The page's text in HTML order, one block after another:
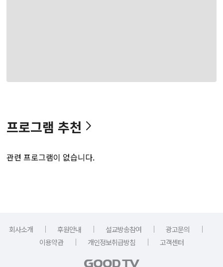
프로그램 추천
관련 프로그램이 없습니다.
회사소개 ｜ 후원안내 ｜ 설교방송참여 ｜ 광고문의
｜
이용약관
｜ 개인정보취급방침 ｜ 고객센터